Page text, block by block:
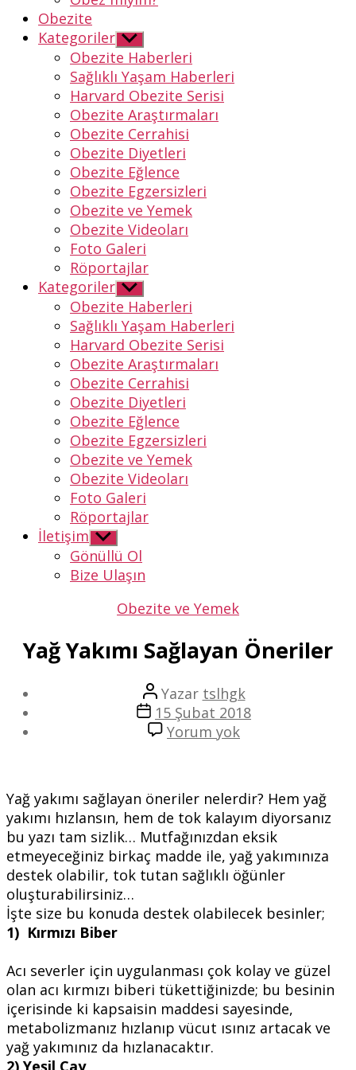
Obezite
Kategoriler Alt
menüyü
göster
Obezite Haberleri
Sağlıklı Yaşam Haberleri
Harvard Obezite Serisi
Obezite Araştırmaları
Obezite Cerrahisi
Obezite Diyetleri
Obezite Eğlence
Obezite Egzersizleri
Obezite ve Yemek
Obezite Videoları
Foto Galeri
Röportajlar
Kategoriler Alt
menüyü
göster
Obezite Haberleri
Sağlıklı Yaşam Haberleri
Harvard Obezite Serisi
Obezite Araştırmaları
Obezite Cerrahisi
Obezite Diyetleri
Obezite Eğlence
Obezite Egzersizleri
Obezite ve Yemek
Obezite Videoları
Foto Galeri
Röportajlar
İletişim Alt
menüyü
göster
Gönüllü Ol
Bize Ulaşın
Kategoriler
Obezite ve Yemek
Yağ Yakımı Sağlayan Öneriler
Yazının
yazarı
Yazar tslhgk
Yazı
tarihi
15 Şubat 2018
Yorum yokYağ
Öneriler
Yağ yakımı sağlayan öneriler nelerdir? Hem yağ
yakımı hızlansın, hem de tok kalayım diyorsanız
bu yazı tam sizlik… Mutfağınızdan eksik
etmeyeceğiniz birkaç madde ile, yağ yakımınıza
destek olabilir, tok tutan sağlıklı öğünler
oluşturabilirsiniz…
İşte size bu konuda destek olabilecek besinler;
1) Kırmızı Biber
Acı severler için uygulanması çok kolay ve güzel
olan acı kırmızı biberi tükettiğinizde; bu besinin
içerisinde ki kapsaisin maddesi sayesinde,
metabolizmanız hızlanıp vücut ısınız artacak ve
yağ yakımınız da hızlanacaktır.
2) Yeşil Çay